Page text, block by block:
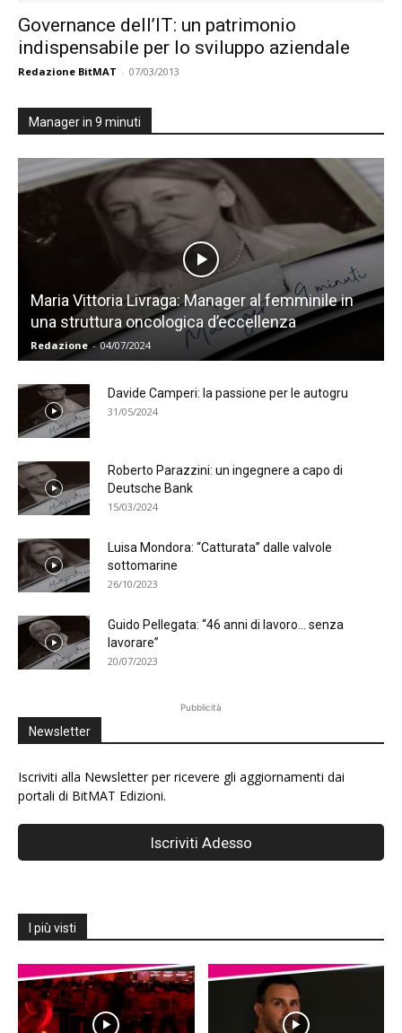
Governance dell’IT: un patrimonio
indispensabile per lo sviluppo aziendale
Redazione BitMAT - 07/03/2013
Manager in 9 minuti
Maria Vittoria Livraga: Manager al femminile in
una struttura oncologica d’eccellenza
Redazione - 04/07/2024
Davide Camperi: la passione per le autogru
31/05/2024
Roberto Parazzini: un ingegnere a capo di
Deutsche Bank
15/03/2024
Luisa Mondora: “Catturata” dalle valvole
sottomarine
26/10/2023
Guido Pellegata: “46 anni di lavoro… senza
lavorare”
20/07/2023
Pubblicità
Newsletter
Iscriviti alla Newsletter per ricevere gli aggiornamenti dai
portali di BitMAT Edizioni.
I più visti